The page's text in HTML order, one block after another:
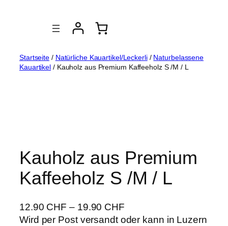
Startseite / Natürliche Kauartikel/Leckerli/ Naturbelassene
Kauartikel / Kauholz aus Premium Kaffeeholz S /M / L
Kauholz aus Premium
Kaffeeholz S /M / L
12.90 CHF – 19.90 CHF
Wird per Post versandt oder kann in Luzern